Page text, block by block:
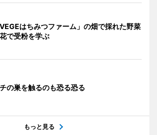
VEGEはちみつファーム」の畑で採れた野菜
で受粉を学ぶ
の巣を触るのも恐る恐る
もっと見る